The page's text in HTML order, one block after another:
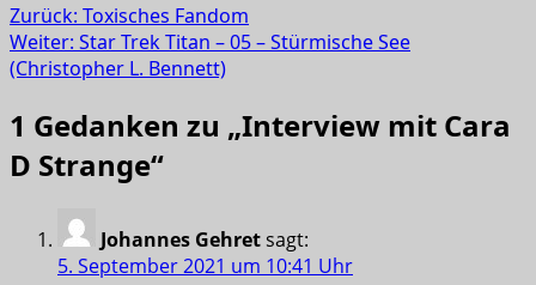
Zurück: Toxisches Fandom
Weiter: Star Trek Titan – 05 – Stürmische See
(Christopher L. Bennett)
1 Gedanken zu „Interview mit Cara
D Strange“
Johannes Gehretsagt:
5. September 2021 um 10:41 Uhr